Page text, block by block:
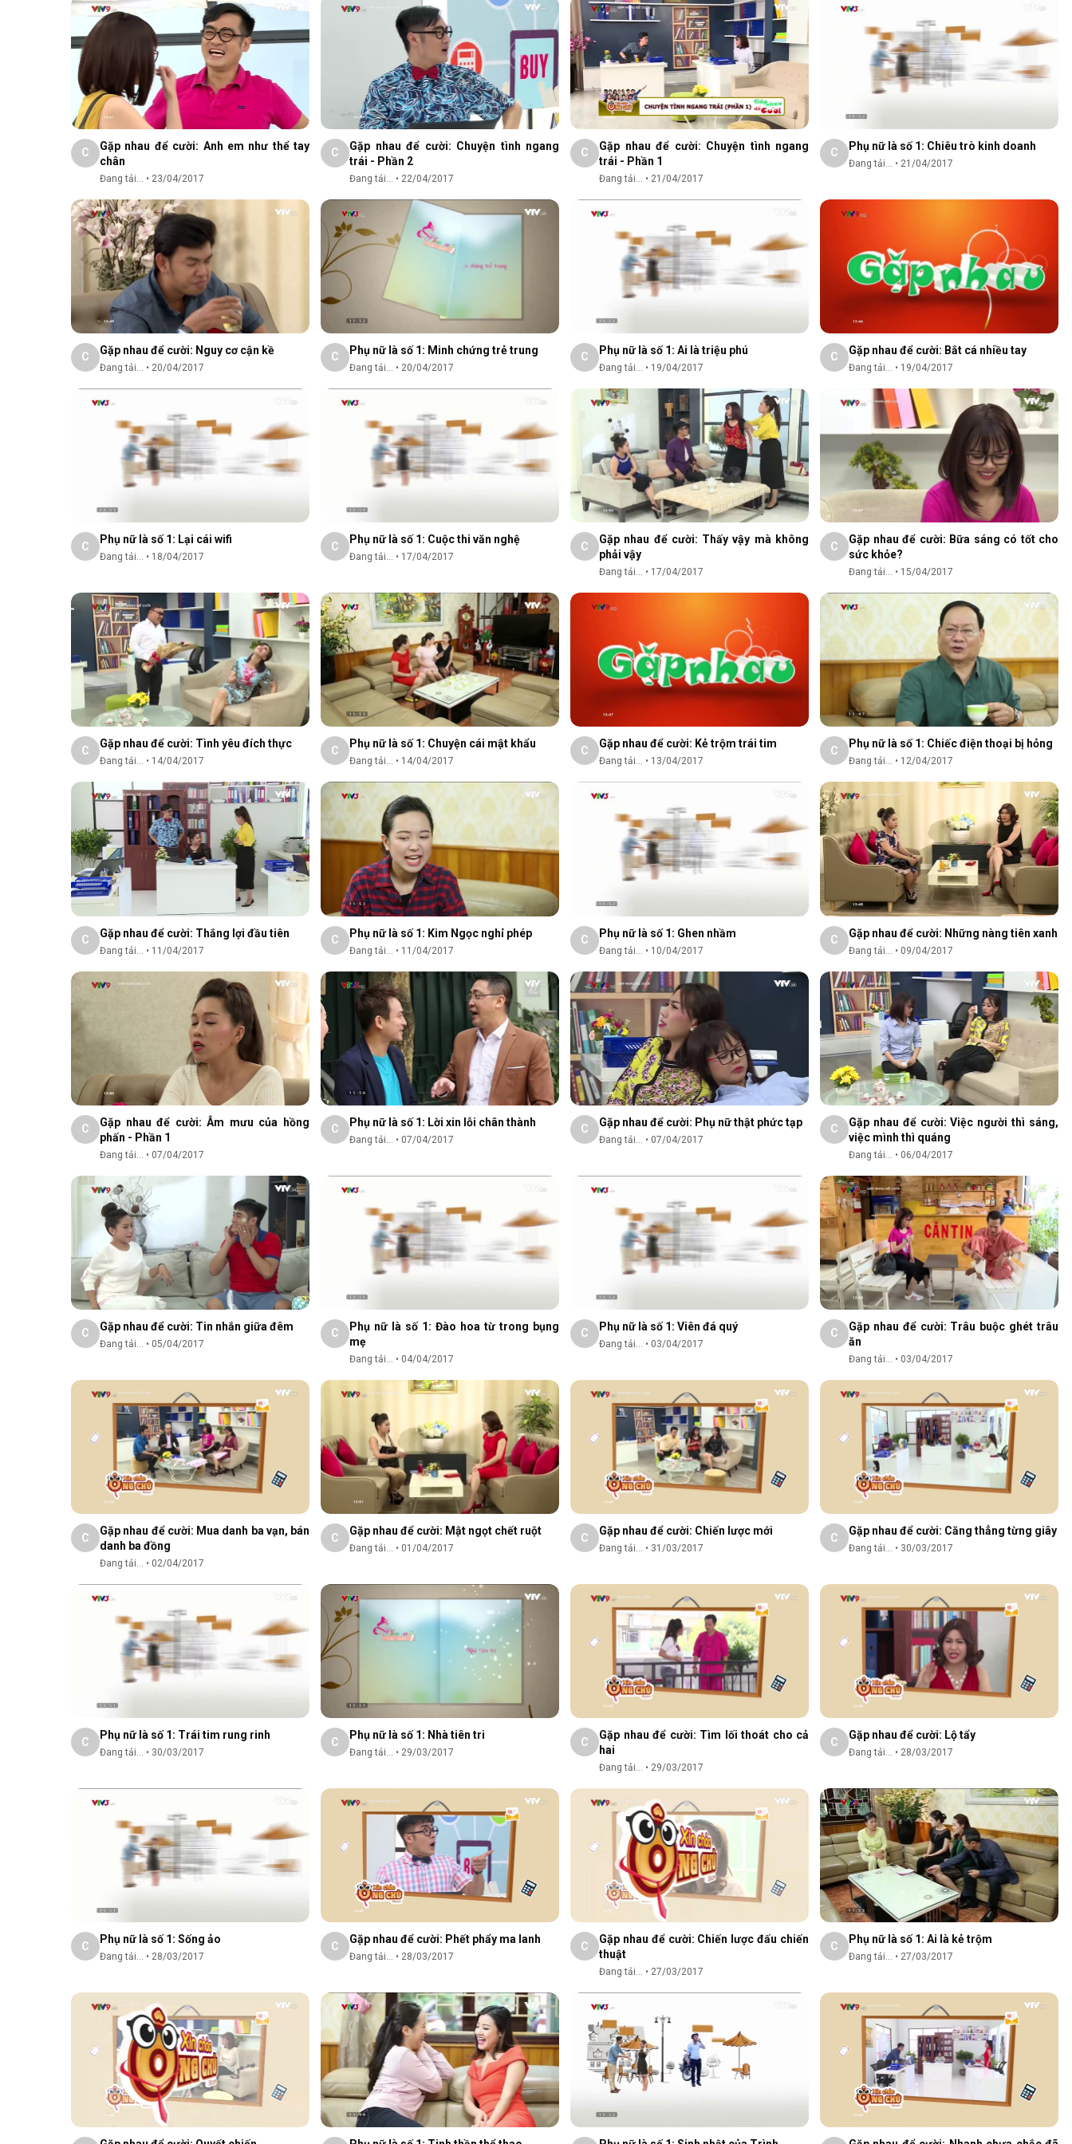
C
Gặp nhau để cười: Anh em như thể tay
chân
Đang tải... • 23/04/2017
C
Gặp nhau để cười: Chuyện tình ngang
trái - Phần 2
Đang tải... • 22/04/2017
C
Gặp nhau để cười: Chuyện tình ngang
trái - Phần 1
Đang tải... • 21/04/2017
C
Phụ nữ là số 1: Chiêu trò kinh doanh
Đang tải... • 21/04/2017
C
Gặp nhau để cười: Nguy cơ cận kề
Đang tải... • 20/04/2017
C
Phụ nữ là số 1: Minh chứng trẻ trung
Đang tải... • 20/04/2017
C
Phụ nữ là số 1: Ai là triệu phú
Đang tải... • 19/04/2017
C
Gặp nhau để cười: Bắt cá nhiều tay
Đang tải... • 19/04/2017
C
Phụ nữ là số 1: Lại cái wifi
Đang tải... • 18/04/2017
C
Phụ nữ là số 1: Cuộc thi văn nghệ
Đang tải... • 17/04/2017
C
Gặp nhau để cười: Thấy vậy mà không
phải vậy
Đang tải... • 17/04/2017
C
Gặp nhau để cười: Bữa sáng có tốt cho
sức khỏe?
Đang tải... • 15/04/2017
C
Gặp nhau để cười: Tình yêu đích thực
Đang tải... • 14/04/2017
C
Phụ nữ là số 1: Chuyện cái mật khẩu
Đang tải... • 14/04/2017
C
Gặp nhau để cười: Kẻ trộm trái tim
Đang tải... • 13/04/2017
C
Phụ nữ là số 1: Chiếc điện thoại bị hỏng
Đang tải... • 12/04/2017
C
Gặp nhau để cười: Thắng lợi đầu tiên
Đang tải... • 11/04/2017
C
Phụ nữ là số 1: Kim Ngọc nghỉ phép
Đang tải... • 11/04/2017
C
Phụ nữ là số 1: Ghen nhầm
Đang tải... • 10/04/2017
C
Gặp nhau để cười: Những nàng tiên xanh
Đang tải... • 09/04/2017
C
Gặp nhau để cười: Âm mưu của hồng
phấn - Phần 1
Đang tải... • 07/04/2017
C
Phụ nữ là số 1: Lời xin lỗi chân thành
Đang tải... • 07/04/2017
C
Gặp nhau để cười: Phụ nữ thật phức tạp
Đang tải... • 07/04/2017
C
Gặp nhau để cười: Việc người thì sáng,
việc mình thì quáng
Đang tải... • 06/04/2017
C
Gặp nhau để cười: Tin nhắn giữa đêm
Đang tải... • 05/04/2017
C
Phụ nữ là số 1: Đào hoa từ trong bụng
mẹ
Đang tải... • 04/04/2017
C
Phụ nữ là số 1: Viên đá quý
Đang tải... • 03/04/2017
C
Gặp nhau để cười: Trâu buộc ghét trâu
ăn
Đang tải... • 03/04/2017
C
Gặp nhau để cười: Mua danh ba vạn, bán
danh ba đồng
Đang tải... • 02/04/2017
C
Gặp nhau để cười: Mật ngọt chết ruột
Đang tải... • 01/04/2017
C
Gặp nhau để cười: Chiến lược mới
Đang tải... • 31/03/2017
C
Gặp nhau để cười: Căng thẳng từng giây
Đang tải... • 30/03/2017
C
Phụ nữ là số 1: Trái tim rung rinh
Đang tải... • 30/03/2017
C
Phụ nữ là số 1: Nhà tiên tri
Đang tải... • 29/03/2017
C
Gặp nhau để cười: Tìm lối thoát cho cả
hai
Đang tải... • 29/03/2017
C
Gặp nhau để cười: Lộ tẩy
Đang tải... • 28/03/2017
C
Phụ nữ là số 1: Sống ảo
Đang tải... • 28/03/2017
C
Gặp nhau để cười: Phết phẩy ma lanh
Đang tải... • 28/03/2017
C
Gặp nhau để cười: Chiến lược đấu chiến
thuật
Đang tải... • 27/03/2017
C
Phụ nữ là số 1: Ai là kẻ trộm
Đang tải... • 27/03/2017